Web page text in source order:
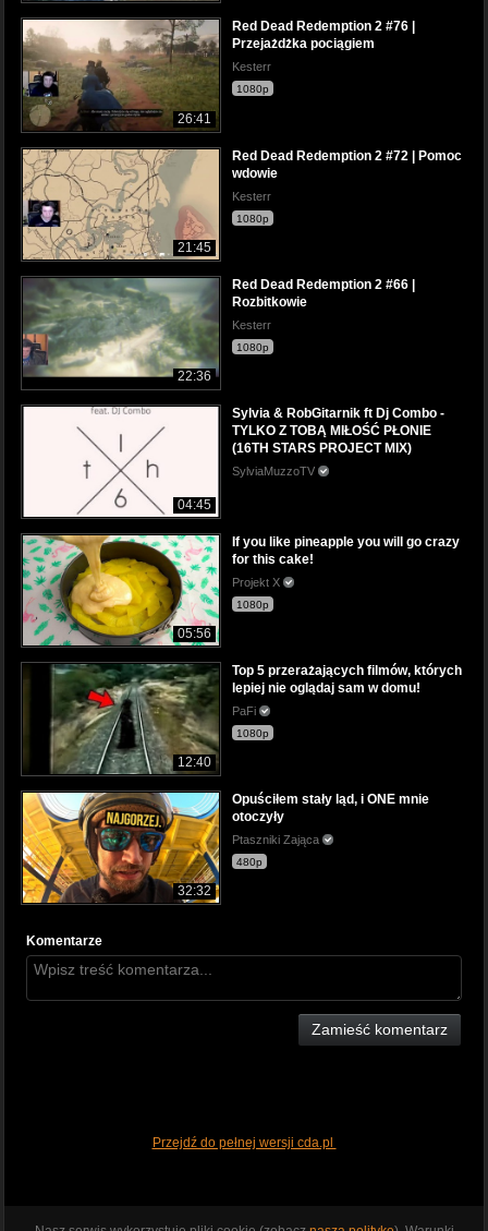
26:41
Red Dead Redemption 2 #76 |
Przejażdżka pociągiem
Kesterr
1080p
21:45
Red Dead Redemption 2 #72 | Pomoc
wdowie
Kesterr
1080p
22:36
Red Dead Redemption 2 #66 |
Rozbitkowie
Kesterr
1080p
04:45
Sylvia & RobGitarnik ft Dj Combo -
TYLKO Z TOBĄ MIŁOŚĆ PŁONIE
(16TH STARS PROJECT MIX)
SylviaMuzzoTV
05:56
If you like pineapple you will go crazy
for this cake!
Projekt X
1080p
12:40
Top 5 przerażających filmów, których
lepiej nie oglądaj sam w domu!
PaFi
1080p
32:32
Opuściłem stały ląd, i ONE mnie
otoczyły
Ptaszniki Zająca
480p
Komentarze
Zamieść komentarz
Przejdź do pełnej wersji cda.pl